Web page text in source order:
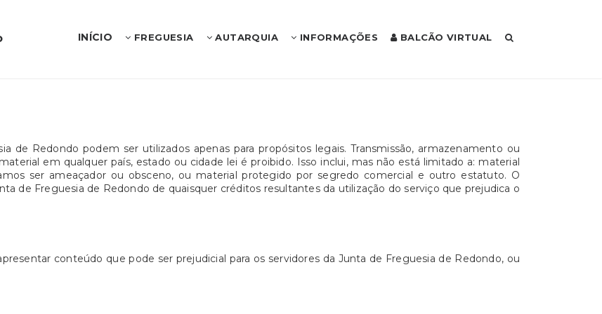
INÍCIO FREGUESIA AUTARQUIA INFORMAÇÕES BALCÃO VIRTUAL
de Redondo podem ser utilizados apenas para propósitos legais. Transmissão, armazenamento ou
em qualquer país, estado ou cidade lei é proibido. Isso inclui, mas não está limitado a: material
ser ameaçador ou obsceno, ou material protegido por segredo comercial e outro estatuto. O
de Freguesia de Redondo de quaisquer créditos resultantes da utilização do serviço que prejudica o
conteúdo que pode ser prejudicial para os servidores da Junta de Freguesia de Redondo, ou